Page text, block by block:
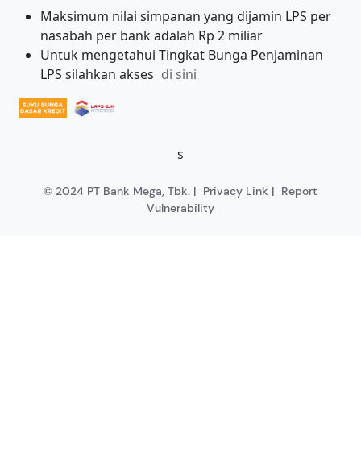
Maksimum nilai simpanan yang dijamin LPS per
nasabah per bank adalah Rp 2 miliar
Untuk mengetahui Tingkat Bunga Penjaminan
LPS silahkan akses di sini
s
© 2024 PT Bank Mega, Tbk. | Privacy Link | Report
Vulnerability